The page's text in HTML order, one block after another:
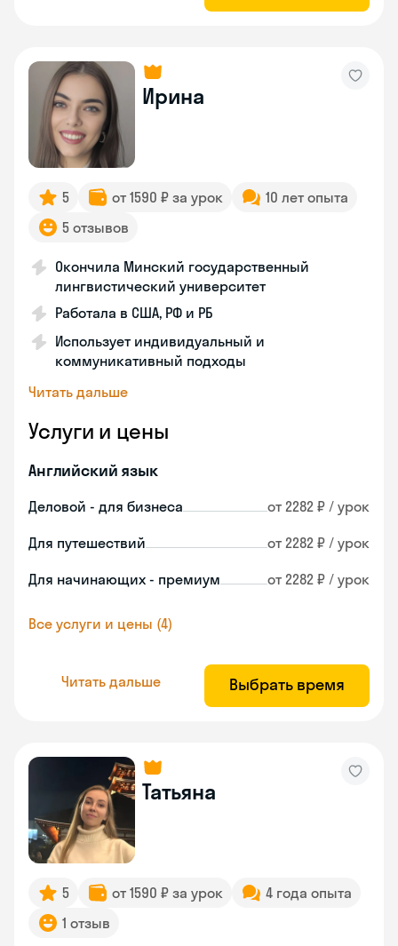
Ирина
5 от 1590 ₽ за урок
10 лет опыта
5 отзывов
Окончила Минский государственный
лингвистический университет
Работала в США, РФ и РБ
Использует индивидуальный и
коммуникативный подходы
Читать дальше
Услуги и цены
Английский язык
Деловой - для бизнеса от 2282 ₽ / урок
Для путешествий от 2282 ₽ / урок
Для начинающих - премиум от 2282 ₽ / урок
Все услуги и цены (4)
Читать дальше Выбрать время
Татьяна
5 от 1590 ₽ за урок
4 года опыта
1 отзыв